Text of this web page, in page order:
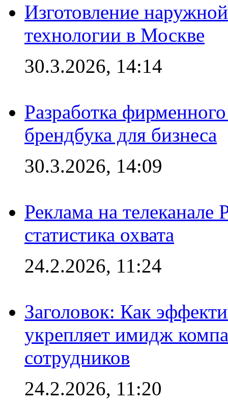
Изготовление
технологии в Москве
30.3.2026, 14:14
Разработка
брендбука для бизнеса
30.3.2026, 14:09
Реклама на
статистика охвата
24.2.2026, 11:24
Заголовок: Как
укрепляет имидж
сотрудников
24.2.2026, 11:20